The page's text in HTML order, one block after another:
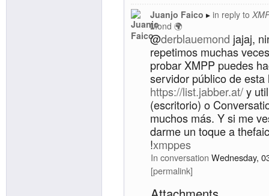
Juanjo Faico in reply to
Mond 🌍
@derblauemond jajaj,
repetimos muchas
probar XMPP puedes
servidor público de
https://list.jabber.at/y
(escritorio) o
muchos más. Y si me
darme un toque a
!xmppes
In conversation Wednesday,
permalink